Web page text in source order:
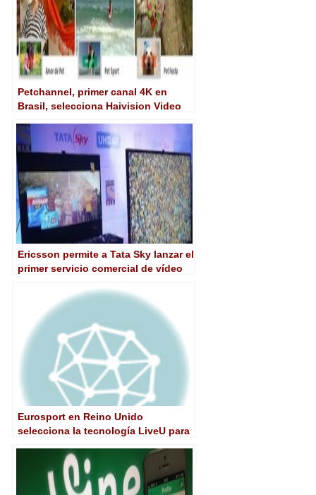
Petchannel, primer canal 4K en
Brasil, selecciona Haivision Video
contenidos online
Ericsson permite a Tata Sky lanzar el
primer servicio comercial de vídeo
Eurosport en Reino Unido
selecciona la tecnología LiveU para